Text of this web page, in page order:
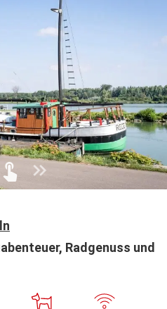
Radgenuss und